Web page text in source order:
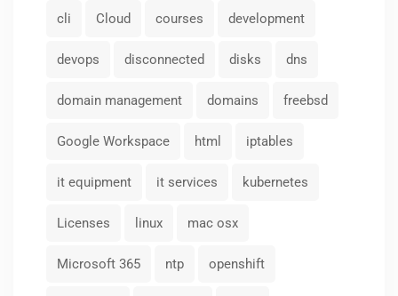
cli Cloud courses development
devops disconnected disks dns
domain management domains freebsd
Google Workspace html iptables
it equipment it services kubernetes
Licenses linux mac osx
Microsoft 365 ntp openshift